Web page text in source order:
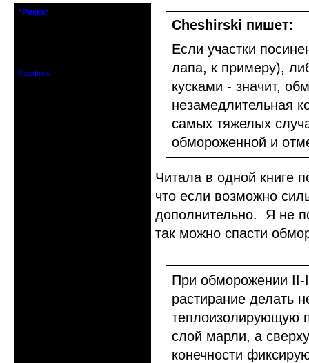
*Рикка*
Профиль
Cheshirski пишет:
Если участки
лапа, к примеру),
кусками - значит,
незамедлительная
самых тяжелых
обмороженной и
Читала в одной книге
что если возможно
дополнительно. Я не
так можно спасти
При обморожении II-
растирание делать
теплоизолирующую
слой марли, а
конечности